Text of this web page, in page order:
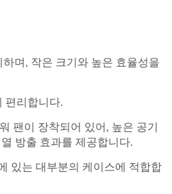
며, 작은 크기와 높은 효율성을
편리합니다.
팬이 장착되어 있어, 높은 공기
방출 효과를 제공합니다.
있는 대부분의 케이스에 적합합